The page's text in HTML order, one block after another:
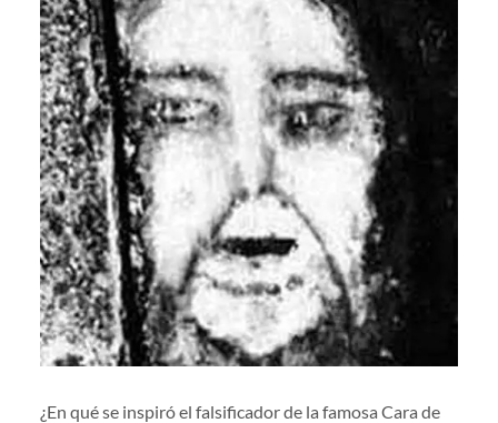
¿En qué se inspiró el falsificador de la famosa Cara de